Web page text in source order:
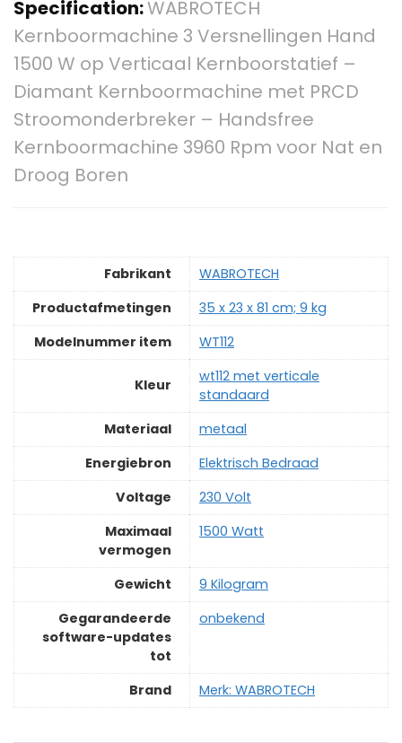
Specification:WABROTECH
Kernboormachine 3 Versnellingen Hand
1500 W op Verticaal Kernboorstatief –
Diamant Kernboormachine met PRCD
Stroomonderbreker – Handsfree
Kernboormachine 3960 Rpm voor Nat en
Droog Boren
Fabrikant
‎WABROTECH
Productafmetingen
‎35 x 23 x 81 cm; 9 kg
Modelnummer item
‎WT112
Kleur
‎wt112 met verticale
standaard
Materiaal
‎metaal
Energiebron
‎Elektrisch Bedraad
Voltage
‎230 Volt
Maximaal
vermogen
‎1500 Watt
Gewicht
‎9 Kilogram
Gegarandeerde
software-updates
tot
‎onbekend
Brand Merk: WABROTECH